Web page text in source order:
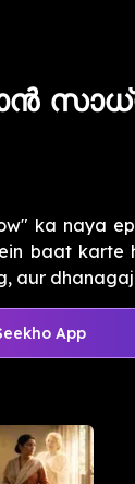
ka naya
baat karte
aur
App